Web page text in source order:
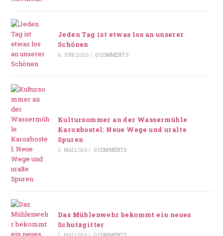
Jeden Tag ist etwas los an unserer
Schönen
6. JUNI 2026 / 0 COMMENTS
Kultursommer an der Wassermühle
Karoxbostel: Neue Wege und uralte
Spuren
3. MAI 2026 / 0 COMMENTS
Das Mühlenwehr bekommt ein neues
Schutzgitter